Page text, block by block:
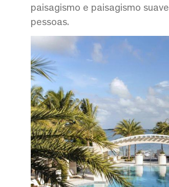
paisagismo e paisagismo
pessoas.